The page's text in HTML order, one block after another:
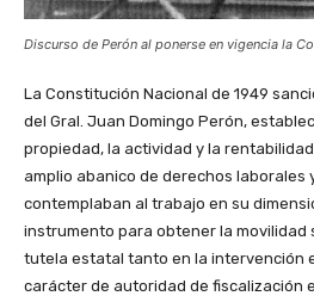
Discurso de Perón al ponerse en vigencia la
La Constitución Nacional de 1949
del Gral. Juan Domingo Perón,
propiedad, la actividad y la
amplio abanico de derechos laborales
contemplaban al trabajo en su
instrumento para obtener la movilidad
tutela estatal tanto en la intervención
carácter de autoridad de fiscalización